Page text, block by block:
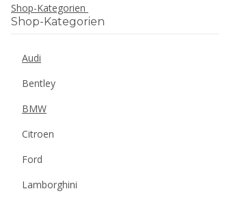
Shop-Kategorien
Shop-Kategorien
Audi
Bentley
BMW
Citroen
Ford
Lamborghini